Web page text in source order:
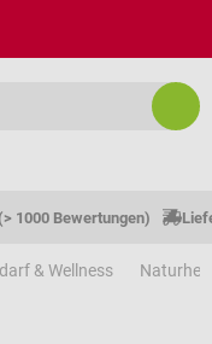
1000 Bewertungen)
& Wellness